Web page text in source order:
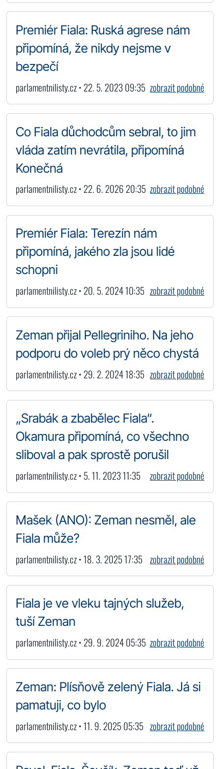
Premiér Fiala: Ruská agrese nám
připomíná, že nikdy nejsme v
bezpečí
parlamentnilisty.cz • 22. 5. 2023 09:35 zobrazit podobné
Co Fiala důchodcům sebral, to jim
vláda zatím nevrátila, připomíná
Konečná
parlamentnilisty.cz • 22. 6. 2026 20:35 zobrazit podobné
Premiér Fiala: Terezín nám
připomíná, jakého zla jsou lidé
schopni
parlamentnilisty.cz • 20. 5. 2024 10:35 zobrazit podobné
Zeman přijal Pellegriniho. Na jeho
podporu do voleb prý něco chystá
parlamentnilisty.cz • 29. 2. 2024 18:35 zobrazit podobné
„Srabák a zbabělec Fiala“.
Okamura připomíná, co všechno
sliboval a pak sprostě porušil
parlamentnilisty.cz • 5. 11. 2023 11:35 zobrazit podobné
Mašek (ANO): Zeman nesměl, ale
Fiala může?
parlamentnilisty.cz • 18. 3. 2025 17:35 zobrazit podobné
Fiala je ve vleku tajných služeb,
tuší Zeman
parlamentnilisty.cz • 29. 9. 2024 05:35 zobrazit podobné
Zeman: Plísňově zelený Fiala. Já si
pamatuji, co bylo
parlamentnilisty.cz • 11. 9. 2025 05:35 zobrazit podobné